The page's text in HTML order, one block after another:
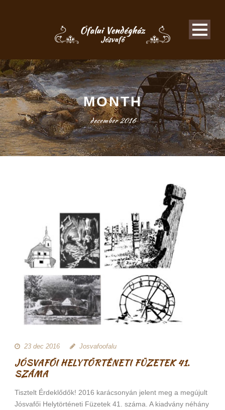
MONTH
december 2016
23 dec 2016 Josvafoofalu
JÓSVAFŐI HELYTÖRTÉNETI FÜZETEK 41.
SZÁMA
Tisztelt Érdeklődők! 2016 karácsonyán jelent meg a megújult
Jósvafői Helytörténeti Füzetek 41. száma. A kiadvány néhány